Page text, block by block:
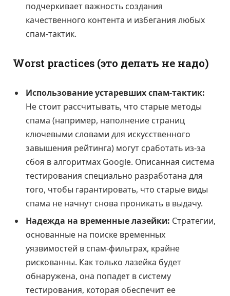
подчеркивает важность создания
качественного контента и избегания любых
спам-тактик.
Worst practices (это делать не надо)
Использование устаревших спам-тактик:
Не стоит рассчитывать, что старые методы
спама (например, наполнение страниц
ключевыми словами для искусственного
завышения рейтинга) могут сработать из-за
сбоя в алгоритмах Google. Описанная система
тестирования специально разработана для
того, чтобы гарантировать, что старые виды
спама не начнут снова проникать в выдачу.
Надежда на временные лазейки: Стратегии,
основанные на поиске временных
уязвимостей в спам-фильтрах, крайне
рискованны. Как только лазейка будет
обнаружена, она попадет в систему
тестирования, которая обеспечит ее